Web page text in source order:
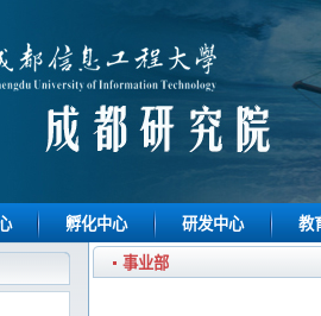
孵化中心 研发中心 教
事业部